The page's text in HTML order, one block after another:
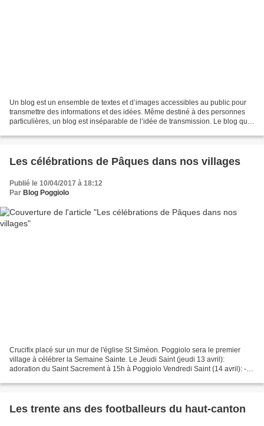
Un blog est un ensemble de textes et d’images accessibles au public pour
transmettre des informations et des idées. Même destiné à des personnes
particulières, un blog est inséparable de l’idée de transmission. Le blog qui
Les célébrations de Pâques dans nos villages
Publié le 10/04/2017 à 18:12
Par Blog Poggiolo
Crucifix placé sur un mur de l'église St Siméon. Poggiolo sera le premier
village à célébrer la Semaine Sainte. Le Jeudi Saint (jeudi 13 avril):
adoration du Saint Sacrement à 15h à Poggiolo Vendredi Saint (14 avril): -
Les trente ans des footballeurs du haut-canton